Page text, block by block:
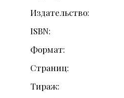
Издательство
ISBN
Формат
Страниц
Тираж